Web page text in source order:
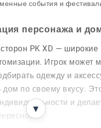
события и
персонажа и
PK XD — широкие
Игрок может
одежду и
по своему вкусу.
и
▼